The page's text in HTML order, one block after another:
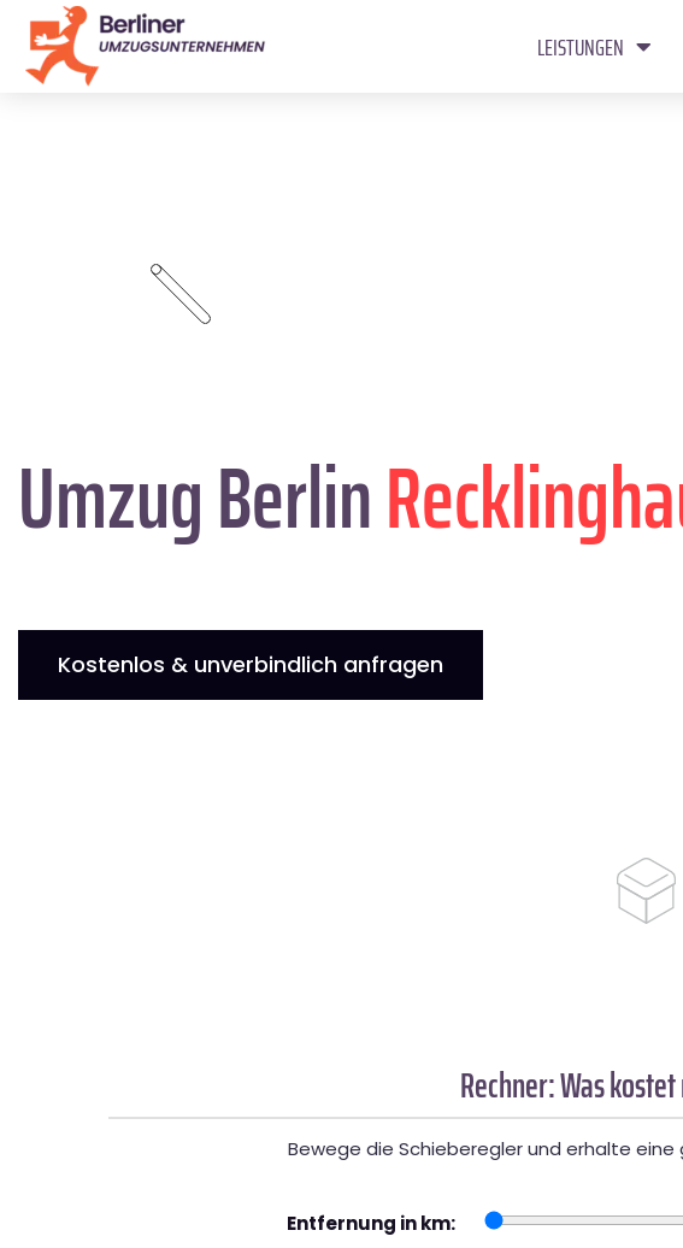
LEISTUNGEN
Umzug Berlin
Kostenlos & unverbindlich anfragen
Rechner: Was
Bewege die Schieberegler und erhalte
Entfernung in km: